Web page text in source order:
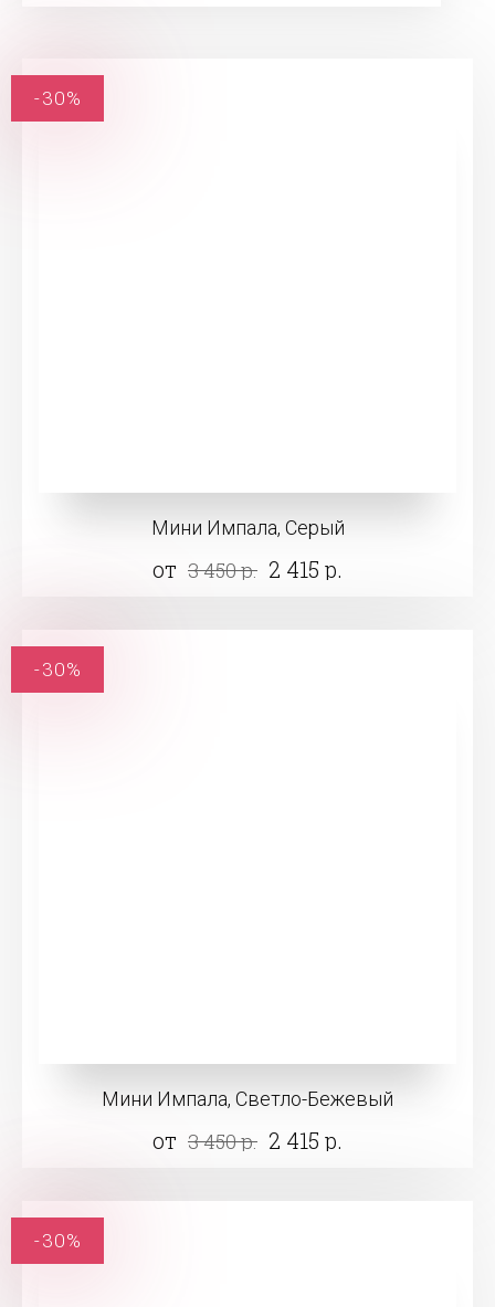
Мини Импала, Серый
от 3 450 р. 2 415 р.
-30%
Мини Импала, Светло-Бежевый
от 3 450 р. 2 415 р.
-30%
-30%